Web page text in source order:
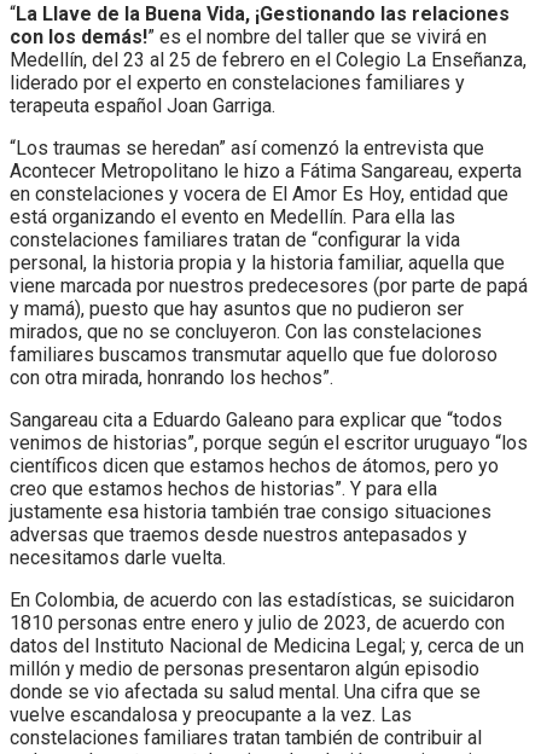
“La Llave de la Buena Vida, ¡Gestionando las relaciones
con los demás!” es el nombre del taller que se vivirá en
Medellín, del 23 al 25 de febrero en el Colegio La Enseñanza,
liderado por el experto en constelaciones familiares y
terapeuta español Joan Garriga.
“Los traumas se heredan” así comenzó la entrevista que
Acontecer Metropolitano le hizo a Fátima Sangareau, experta
en constelaciones y vocera de El Amor Es Hoy, entidad que
está organizando el evento en Medellín. Para ella las
constelaciones familiares tratan de “configurar la vida
personal, la historia propia y la historia familiar, aquella que
viene marcada por nuestros predecesores (por parte de papá
y mamá), puesto que hay asuntos que no pudieron ser
mirados, que no se concluyeron. Con las constelaciones
familiares buscamos transmutar aquello que fue doloroso
con otra mirada, honrando los hechos”.
Sangareau cita a Eduardo Galeano para explicar que “todos
venimos de historias”, porque según el escritor uruguayo “los
científicos dicen que estamos hechos de átomos, pero yo
creo que estamos hechos de historias”. Y para ella
justamente esa historia también trae consigo situaciones
adversas que traemos desde nuestros antepasados y
necesitamos darle vuelta.
En Colombia, de acuerdo con las estadísticas, se suicidaron
1810 personas entre enero y julio de 2023, de acuerdo con
datos del Instituto Nacional de Medicina Legal; y, cerca de un
millón y medio de personas presentaron algún episodio
donde se vio afectada su salud mental. Una cifra que se
vuelve escandalosa y preocupante a la vez. Las
constelaciones familiares tratan también de contribuir al